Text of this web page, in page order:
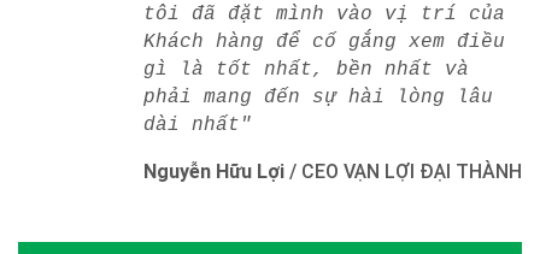
tôi đã đặt mình vào vị trí của
Khách hàng để cố gắng xem điều
gì là tốt nhất, bền nhất và
phải mang đến sự hài lòng lâu
dài nhất"
Nguyễn Hữu Lợi / CEO VẠN LỢI ĐẠI THÀNH